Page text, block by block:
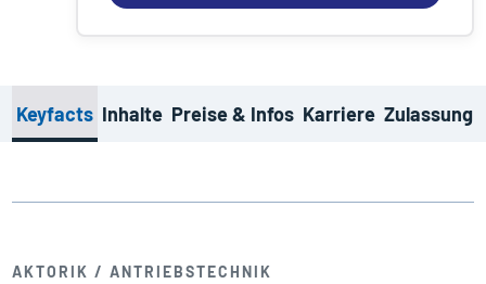
Keyfacts Inhalte Preise & Infos Karriere Zulassung
AKTORIK / ANTRIEBS­TECHNIK